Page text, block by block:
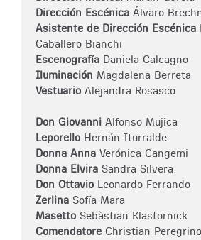
Dirección Escénica Álvaro
Asistente de Dirección Escénica
Caballero Bianchi
Escenografía Daniela Calcagno
Iluminación Magdalena Berreta
Vestuario Alejandra Rosasco
Don Giovanni Alfonso Mujica
Leporello Hernán Iturralde
Donna Anna Verónica Cangemi
Donna Elvira Sandra Silvera
Don Ottavio Leonardo Ferrando
Zerlina Sofía Mara
Masetto Sebàstian Klastornick
Comendatore Christian Peregrino